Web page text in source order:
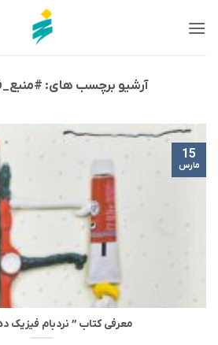
آرشیو برچسب های:
معرفی کتاب ” نردبام فیزیک
15
مارس